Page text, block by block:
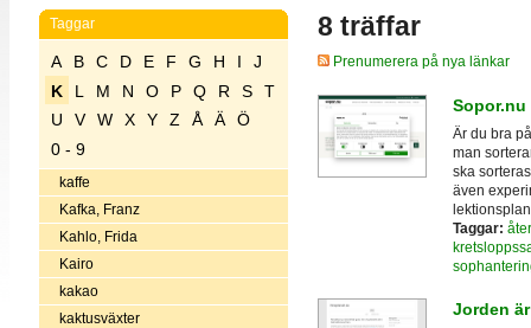
Taggar
A B C D E F G H I
J
K
L M N O P Q R S
T
U
V W X Y Z Å Ä
Ö
0 - 9
kaffe
Kafka, Franz
Kahlo, Frida
Kairo
kakao
kaktusväxter
8 träffar
Prenumerera på nya länkar
Sopor.nu
Är du bra
man
ska
även
Taggar:
Jorden